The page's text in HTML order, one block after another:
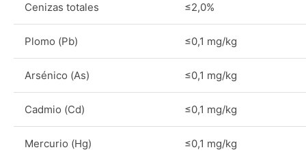
Cenizas totales ≤2,0%
Plomo (Pb) ≤0,1 mg/kg
Arsénico (As) ≤0,1 mg/kg
Cadmio (Cd) ≤0,1 mg/kg
Mercurio (Hg) ≤0,1 mg/kg